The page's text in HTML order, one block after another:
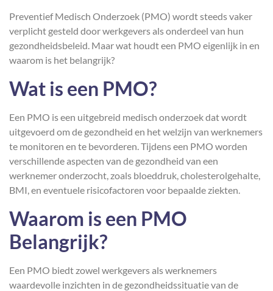
Preventief Medisch Onderzoek (PMO) wordt steeds vaker
verplicht gesteld door werkgevers als onderdeel van hun
gezondheidsbeleid. Maar wat houdt een PMO eigenlijk in en
waarom is het belangrijk?
Wat is een PMO?
Een PMO is een uitgebreid medisch onderzoek dat wordt
uitgevoerd om de gezondheid en het welzijn van werknemers
te monitoren en te bevorderen. Tijdens een PMO worden
verschillende aspecten van de gezondheid van een
werknemer onderzocht, zoals bloeddruk, cholesterolgehalte,
BMI, en eventuele risicofactoren voor bepaalde ziekten.
Waarom is een PMO
Belangrijk?
Een PMO biedt zowel werkgevers als werknemers
waardevolle inzichten in de gezondheidssituatie van de